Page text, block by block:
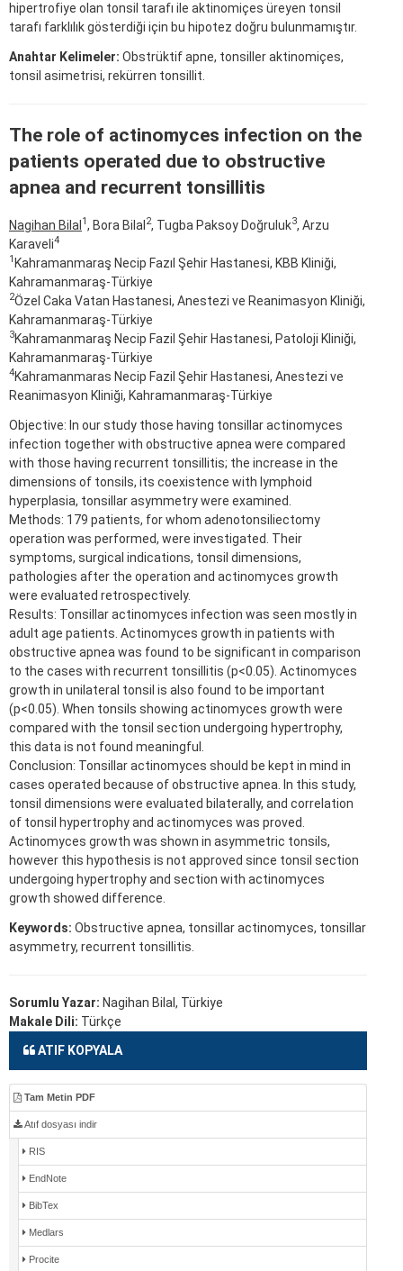
hipertrofiye olan tonsil tarafı ile aktinomiçes üreyen tonsil
tarafı farklılık gösterdiği için bu hipotez doğru bulunmamıştır.
Anahtar Kelimeler: Obstrüktif apne, tonsiller aktinomiçes,
tonsil asimetrisi, rekürren tonsillit.
The role of actinomyces infection on the
patients operated due to obstructive
apnea and recurrent tonsillitis
Nagihan Bilal1 , Bora Bilal2, Tugba Paksoy Doğruluk3, Arzu
Karaveli4
1 Kahramanmaraş Necip Fazıl Şehir Hastanesi, KBB Kliniği,
Kahramanmaraş-Türkiye
2Özel Caka Vatan Hastanesi, Anestezi ve Reanimasyon Kliniği,
Kahramanmaraş-Türkiye
3Kahramanmaraş Necip Fazil Şehir Hastanesi, Patoloji Kliniği,
Kahramanmaraş-Türkiye
4Kahramanmaras Necip Fazil Şehir Hastanesi, Anestezi ve
Reanimasyon Kliniği, Kahramanmaraş-Türkiye
Objective: In our study those having tonsillar actinomyces
infection together with obstructive apnea were compared
with those having recurrent tonsillitis; the increase in the
dimensions of tonsils, its coexistence with lymphoid
hyperplasia, tonsillar asymmetry were examined.
Methods: 179 patients, for whom adenotonsiliectomy
operation was performed, were investigated. Their
symptoms, surgical indications, tonsil dimensions,
pathologies after the operation and actinomyces growth
were evaluated retrospectively.
Results: Tonsillar actinomyces infection was seen mostly in
adult age patients. Actinomyces growth in patients with
obstructive apnea was found to be significant in comparison
to the cases with recurrent tonsillitis (p<0.05). Actinomyces
growth in unilateral tonsil is also found to be important
(p<0.05). When tonsils showing actinomyces growth were
compared with the tonsil section undergoing hypertrophy,
this data is not found meaningful.
Conclusion: Tonsillar actinomyces should be kept in mind in
cases operated because of obstructive apnea. In this study,
tonsil dimensions were evaluated bilaterally, and correlation
of tonsil hypertrophy and actinomyces was proved.
Actinomyces growth was shown in asymmetric tonsils,
however this hypothesis is not approved since tonsil section
undergoing hypertrophy and section with actinomyces
growth showed difference.
Keywords: Obstructive apnea, tonsillar actinomyces, tonsillar
asymmetry, recurrent tonsillitis.
Sorumlu Yazar: Nagihan Bilal, Türkiye
Makale Dili: Türkçe
ATIF KOPYALA
Tam Metin PDF
Atıf dosyası indir
RIS
EndNote
BibTex
Medlars
Procite